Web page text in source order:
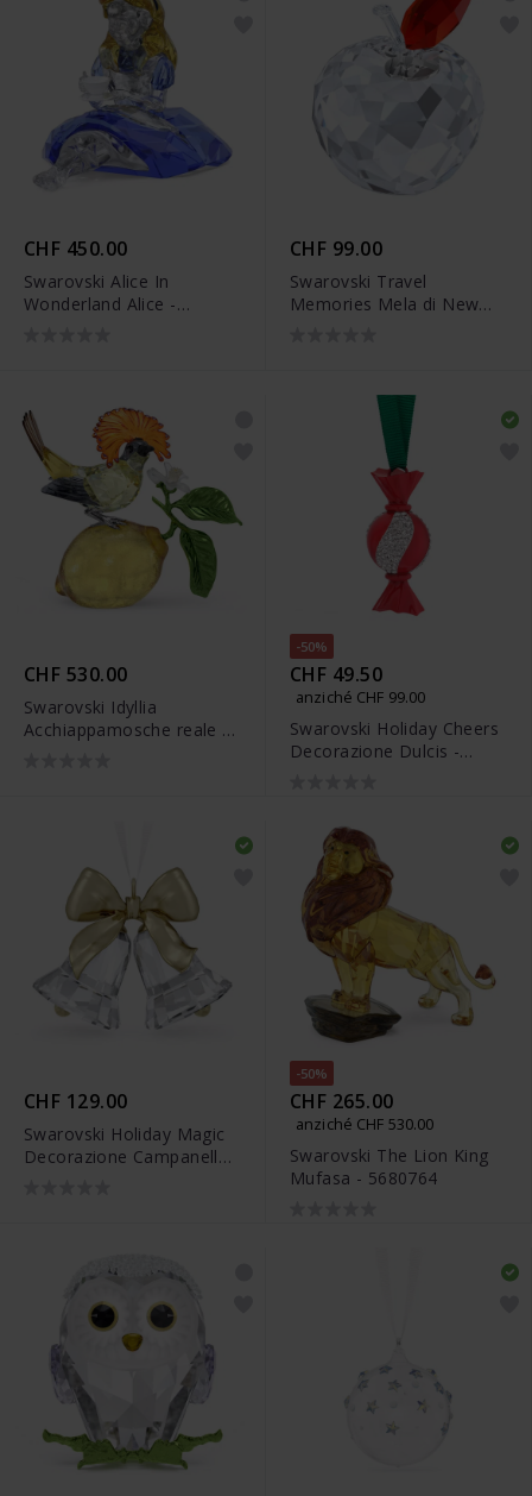
CHF 450.00
Swarovski Alice In
Wonderland Alice -
CHF 99.00
Swarovski Travel
Memories Mela di New
CHF 530.00
Swarovski Idyllia
Acchiappamosche reale -
-50%
CHF 49.50
anziché CHF 99.00
Swarovski Holiday Cheers
Decorazione Dulcis -
CHF 129.00
Swarovski Holiday Magic
Decorazione Campanelle -
-50%
CHF 265.00
anziché CHF 530.00
Swarovski The Lion King
Mufasa - 5680764